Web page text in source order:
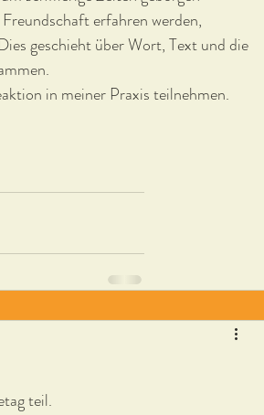
erfahren werden,
geschieht über Wort, Text und die
in meiner Praxis teilnehmen.
teil.